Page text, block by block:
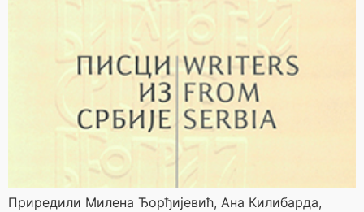
Приредили Милена Ђорђијевић, Ана Килибарда,